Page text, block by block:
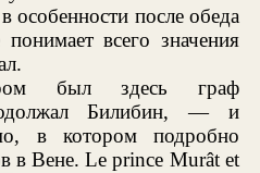
особенности после обеда
всего значения
был здесь граф
Билибин, — и
в котором подробно
в Вене. Le prince Murât et